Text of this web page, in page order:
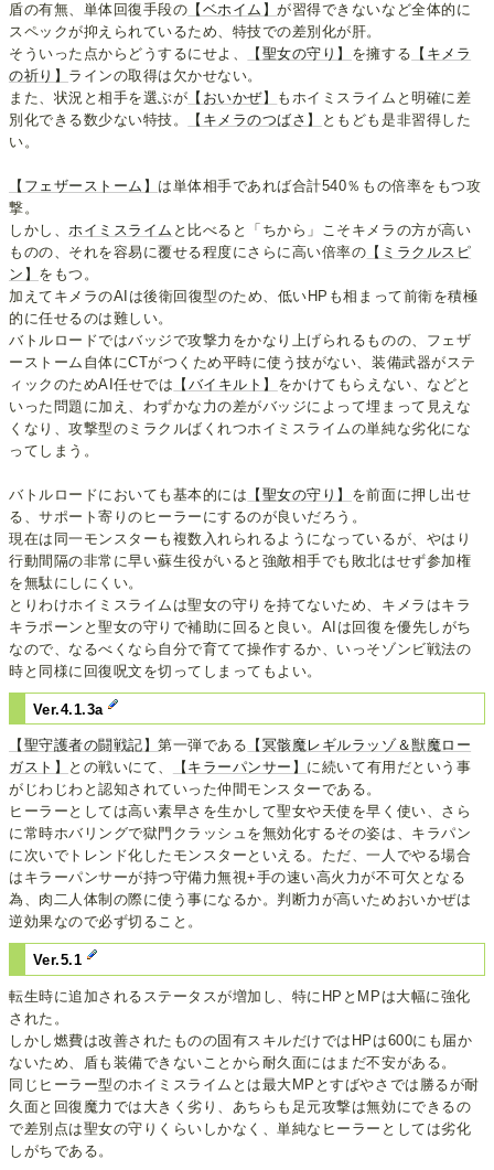
盾の有無、単体回復手段の 【ベホイム】が習得できないなど全体的に
スペックが抑えられているため、特技での差別化が肝。
そういった点からどうするにせよ、
【聖女の守り】 を擁する 【キメラ
の祈り】 ラインの取得は欠かせない。
また、状況と相手を選ぶが 【おいかぜ】
もホイミスライムと明確に差
別化できる数少ない特技。
【キメラのつばさ】
ともども是非習得した
い。
【フェザーストーム】 は単体相手であれば合計540％もの倍率をもつ攻
撃。
しかし、ホイミスライム と比べると「ちから」こそキメラの方が高い
ものの、それを容易に覆せる程度にさらに高い倍率の 【ミラクルスピ
ン】 をもつ。
加えてキメラのAIは後衛回復型のため、低いHPも相まって前衛を積極
的に任せるのは難しい。
バトルロードではバッジで攻撃力をかなり上げられるものの、フェザ
ーストーム自体にCTがつくため平時に使う技がない、装備武器がステ
ィックのためAI任せでは 【バイキルト】 をかけてもらえない、などと
いった問題に加え、わずかな力の差がバッジによって埋まって見えな
くなり、攻撃型のミラクルばくれつホイミスライムの単純な劣化にな
ってしまう。
バトルロードにおいても基本的には 【聖女の守り】 を前面に押し出せ
る、サポート寄りのヒーラーにするのが良いだろう。
現在は同一モンスターも複数入れられるようになっているが、やはり
行動間隔の非常に早い蘇生役がいると強敵相手でも敗北はせず参加権
を無駄にしにくい。
とりわけホイミスライムは聖女の守りを持てないため、キメラはキラ
キラポーンと聖女の守りで補助に回ると良い。AIは回復を優先しがち
なので、なるべくなら自分で育てて操作するか、いっそゾンビ戦法の
時と同様に回復呪文を切ってしまってもよい。
Ver.4.1.3a
【聖守護者の闘戦記】第一弾である 【冥骸魔レギルラッゾ＆獣魔ロー
ガスト】
との戦いにて、 【キラーパンサー】 に続いて有用だという事
がじわじわと認知されていった仲間モンスターである。
ヒーラーとしては高い素早さを生かして聖女や天使を早く使い、さら
に常時ホバリングで獄門クラッシュを無効化するその姿は、キラパン
に次いでトレンド化したモンスターといえる。ただ、一人でやる場合
はキラーパンサーが持つ守備力無視+手の速い高火力が不可欠となる
為、肉二人体制の際に使う事になるか。判断力が高いためおいかぜは
逆効果なので必ず切ること。
Ver.5.1
転生時に追加されるステータスが増加し、特にHPとMPは大幅に強化
された。
しかし燃費は改善されたものの固有スキルだけではHPは600にも届か
ないため、盾も装備できないことから耐久面にはまだ不安がある。
同じヒーラー型のホイミスライムとは最大MPとすばやさでは勝るが耐
久面と回復魔力では大きく劣り、あちらも足元攻撃は無効にできるの
で差別点は聖女の守りくらいしかなく、単純なヒーラーとしては劣化
しがちである。